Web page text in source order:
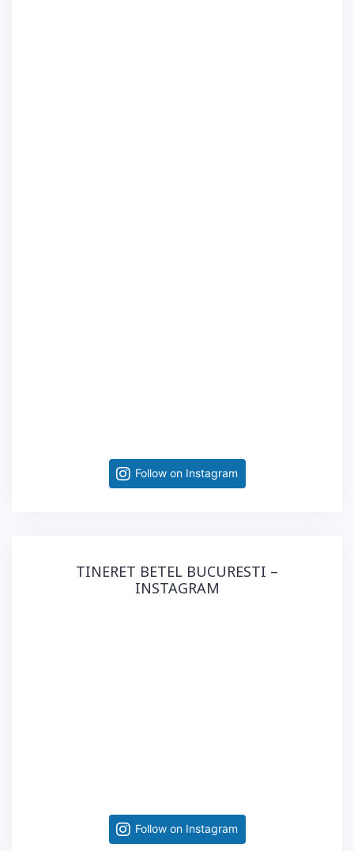
Follow on Instagram
TINERET BETEL BUCURESTI –
INSTAGRAM
Follow on Instagram